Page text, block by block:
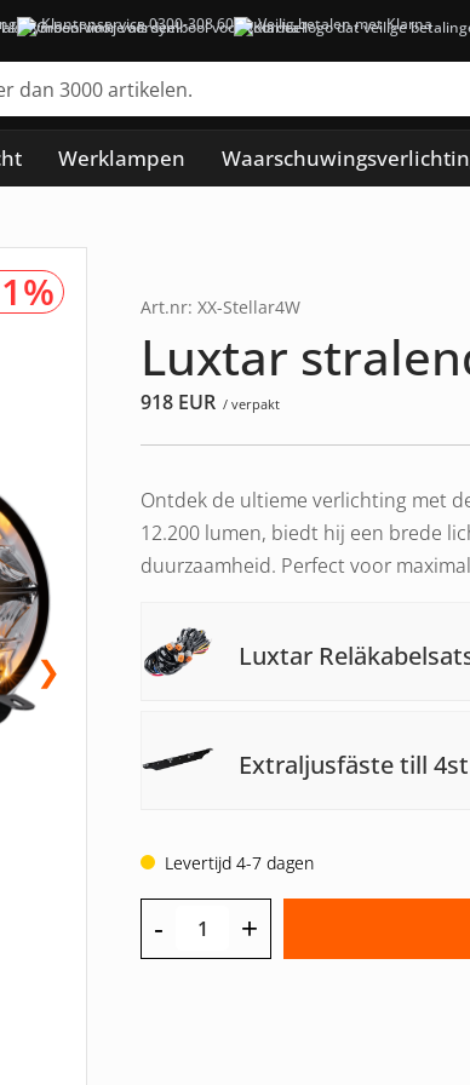
Klantenservice 0300-308 60 Veilig betalen met Klarna
Werklampen
❯
Art.nr: XX-Stellar4W
Luxtar
918 EUR / verpakt
Ontdek de ultieme verlichting met
12.200 lumen, biedt hij een brede
duurzaamheid. Perfect voor
Luxtar
Extraljusfäste till
Levertijd 4-7 dagen
- +